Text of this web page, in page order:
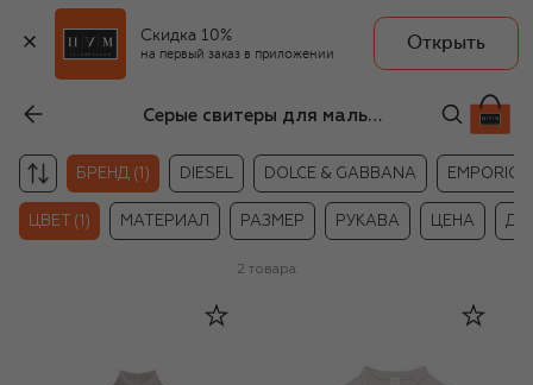
Скидка 10%
на первый заказ в приложении
Открыть
Серые свитеры для мальчиков Eleventy
БРЕНД (1) DIESEL DOLCE & GABBANA EMPORIO
ЦВЕТ (1) МАТЕРИАЛ РАЗМЕР РУКАВА ЦЕНА
2 товара